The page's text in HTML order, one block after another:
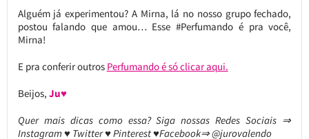
Alguém já experimentou? A Mirna, lá no nosso grupo fechado,
postou falando que amou… Esse #Perfumando é pra você,
Mirna!
E pra conferir outros Perfumando é só clicar aqui.
Beijos, Ju♥
Quer mais dicas como essa? Siga nossas Redes Sociais ⇒
Instagram ♥ Twitter ♥ Pinterest ♥Facebook⇒ @jurovalendo